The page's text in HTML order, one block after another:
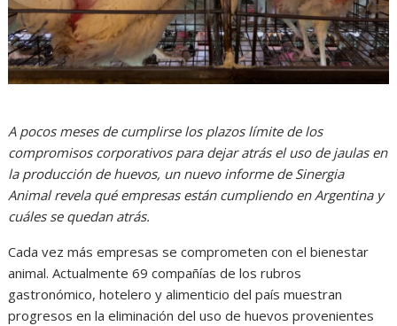
A pocos meses de cumplirse los plazos límite de los
compromisos corporativos para dejar atrás el uso de jaulas en
la producción de huevos, un nuevo informe de Sinergia
Animal revela qué empresas están cumpliendo en Argentina y
cuáles se quedan atrás.
Cada vez más empresas se comprometen con el bienestar
animal. Actualmente 69 compañías de los rubros
gastronómico, hotelero y alimenticio del país muestran
progresos en la eliminación del uso de huevos provenientes